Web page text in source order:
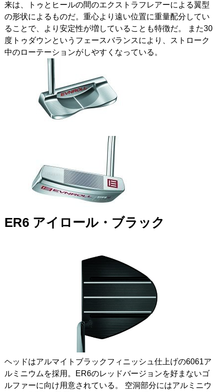
来は、トゥとヒールの間のエクストラフレアーによる翼型
の形状によるものだ。重心より遠い位置に重量配分してい
ることで、より安定性が増していることも特徴だ。 また30
度トゥダウンというフェースバランスにより、ストローク
中のローテーションがしやすくなっている。
ER6 アイロール・ブラック
ヘッドはアルマイトブラックフィニッシュ仕上げの6061ア
ルミニウムを採用。ER6のレッドバージョンを好まないゴ
ルファーに向け用意されている。 空洞部分にはアルミニウ